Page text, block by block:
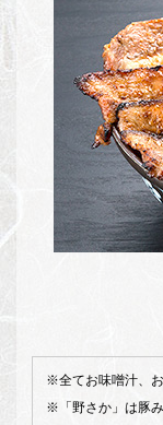
※全てお味噌汁、お
※「野さか」は豚